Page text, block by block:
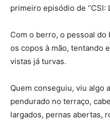
primeiro episódio de “CSI:
Com o berro, o pessoal do
os copos à mão, tentando
vistas já turvas.
Quem conseguiu, viu algo
pendurado no terraço,
largados, pernas abertas,